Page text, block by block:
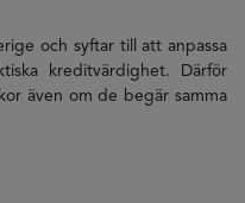
och syftar till att anpassa
kreditvärdighet. Därför
även om de begär samma